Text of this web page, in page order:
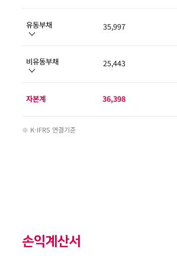
유동부채 35,997
비유동부채 25,443
자본계 36,398
※ K-IFRS 연결기준
손익계산서